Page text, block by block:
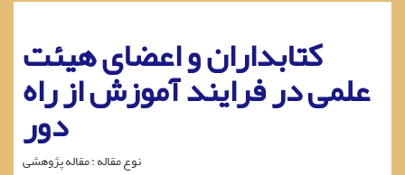
کتابداران و اعضای هیئت
علمی در فرایند آموزش از راه
دور
نوع مقاله : مقاله پژوهشی